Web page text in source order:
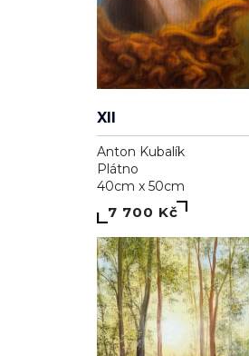
XII
Anton Kubalík
Plátno
40cm x 50cm
7 700 Kč